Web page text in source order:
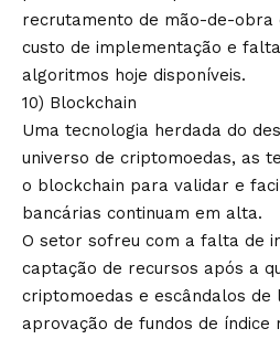
recrutamento de mão-de-obra
custo de implementação e
algoritmos hoje disponíveis.
10) Blockchain
Uma tecnologia herdada do
universo de criptomoedas, as
o blockchain para validar e
bancárias continuam em alta.
O setor sofreu com a falta de
captação de recursos após a
criptomoedas e escândalos de
aprovação de fundos de índice